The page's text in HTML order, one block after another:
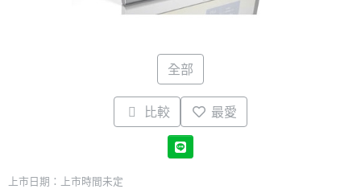
全部
比較 最愛
上市日期：上市時間未定